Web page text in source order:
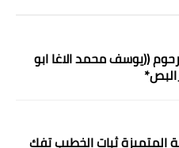
الأحمر "علي
((يوسف محمد الاغا ابو
المتميزة ثبات الخطيب تفك